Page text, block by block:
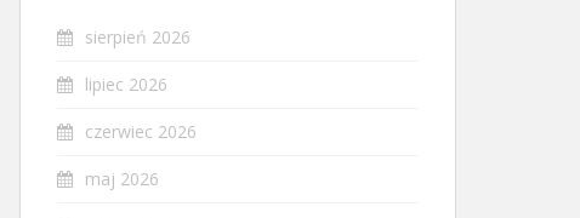
sierpień 2026
lipiec 2026
czerwiec 2026
maj 2026